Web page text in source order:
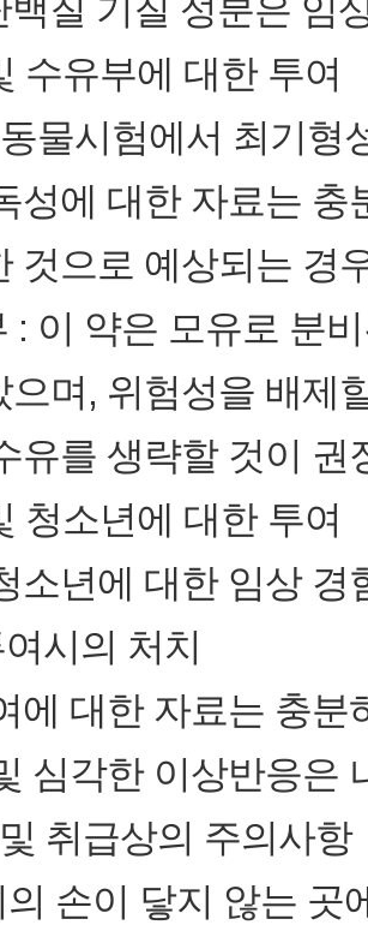
백질 기질 성분은 임
수유부에 대한 투여
물시험에서 최기형
성에 대한 자료는
것으로 예상되는 경
: 이 약은 모유로 분
으며, 위험성을 배제
유를 생략할 것이 권
청소년에 대한 투여
소년에 대한 임상 경
시의 처치
에 대한 자료는 충
심각한 이상반응은
취급상의 주의사항
손이 닿지 않는 곳